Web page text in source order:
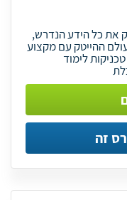
את כל הידע הנדרש,
ההייטק עם מקצוע
לימוד
זה